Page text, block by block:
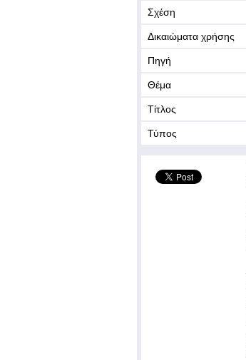
Σχέση
Δικαιώματα χρήσης
Πηγή
Θέμα
Τίτλος
Τύπος